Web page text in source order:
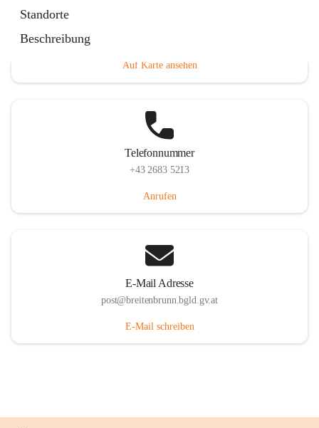
Standorte
Beschreibung
Auf Karte ansehen
Telefonnummer
+43 2683 5213
Anrufen
E-Mail Adresse
post@breitenbrunn.bgld.gv.at
E-Mail schreiben